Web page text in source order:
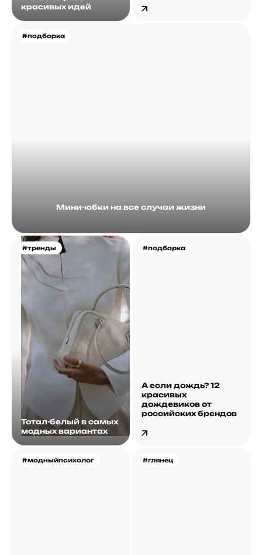
красивых идей
#подборка
Мини-юбки на все случаи жизни
#тренды
Тотал-белый в самых
модных вариантах
#подборка
А если дождь? 12
красивых
дождевиков от
российских брендов
#модныйпсихолог #глянец